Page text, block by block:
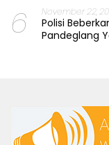
6 November 22,
Polisi
Pandeglang